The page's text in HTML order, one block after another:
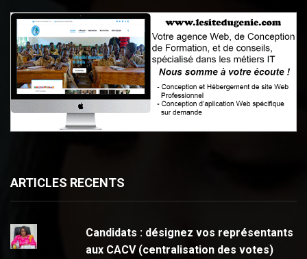
ARTICLES RECENTS
Candidats : désignez vos représentants
aux CACV (centralisation des votes)